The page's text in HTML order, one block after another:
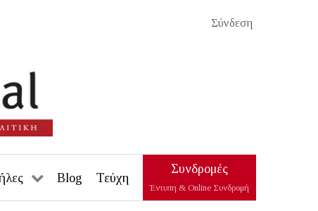
Σύνδεση
Blog Τεύχη
Συνδρομές
Έντυπη & Online Συνδρομή